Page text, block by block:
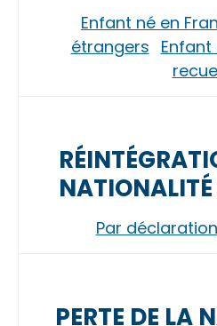
Enfant né en
étrangers
Par déclaration
PERTE DE LA